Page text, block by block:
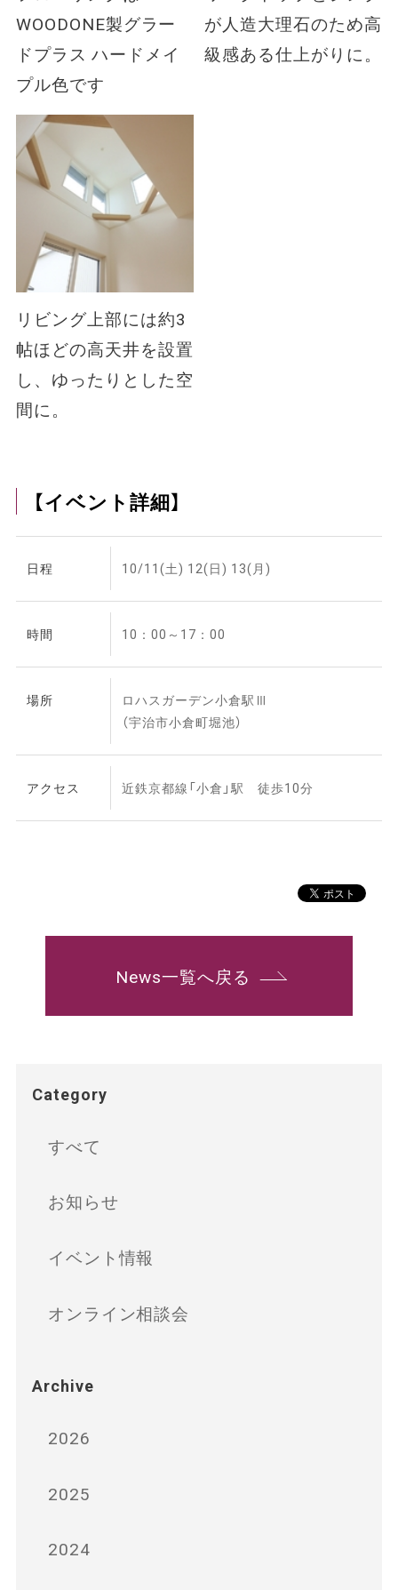
WOODONE製グラー
ドプラス ハードメイ
プル色です
が人造大理石のため高
級感ある仕上がりに。
リビング上部には約3
帖ほどの高天井を設置
し、ゆったりとした空
間に。
【イベント詳細】
日程 10/11(土) 12(日) 13(月)
時間 10：00～17：00
場所
ロハスガーデン小倉駅Ⅲ
（宇治市小倉町堀池）
アクセス 近鉄京都線「小倉」駅 徒歩10分
News一覧へ戻る
Category
すべて
お知らせ
イベント情報
オンライン相談会
Archive
2026
2025
2024